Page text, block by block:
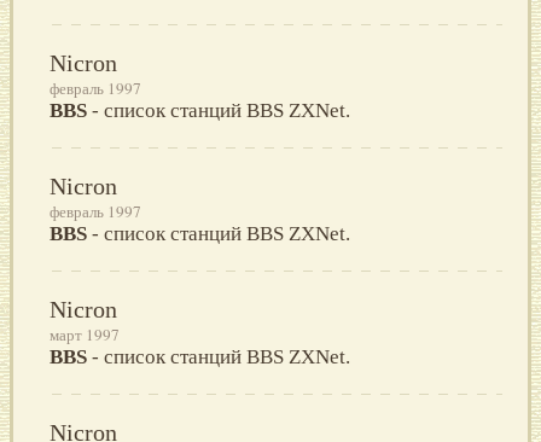
Nicron
февраль 1997
BBS - список станций BBS ZXNet.
Nicron
февраль 1997
BBS - список станций BBS ZXNet.
Nicron
март 1997
BBS - список станций BBS ZXNet.
Nicron